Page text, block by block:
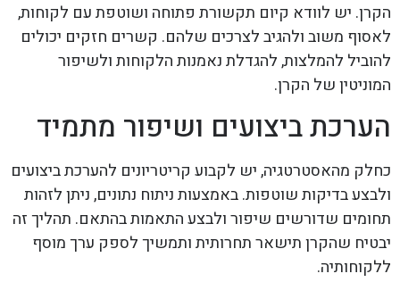
הקרן. יש לוודא קיום תקשורת פתוחה ושוטפת עם לקוחות,
לאסוף משוב ולהגיב לצרכים שלהם. קשרים חזקים יכולים
להוביל להמלצות, להגדלת נאמנות הלקוחות ולשיפור
המוניטין של הקרן.
הערכת ביצועים ושיפור מתמיד
כחלק מהאסטרטגיה, יש לקבוע קריטריונים להערכת ביצועים
ולבצע בדיקות שוטפות. באמצעות ניתוח נתונים, ניתן לזהות
תחומים שדורשים שיפור ולבצע התאמות בהתאם. תהליך זה
יבטיח שהקרן תישאר תחרותית ותמשיך לספק ערך מוסף
ללקוחותיה.